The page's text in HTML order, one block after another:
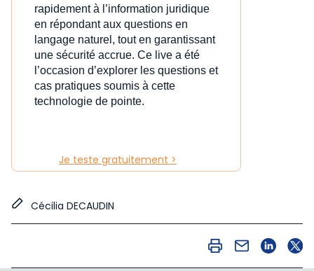
rapidement à l’information juridique
en répondant aux questions en
langage naturel, tout en garantissant
une sécurité accrue. Ce live a été
l’occasion d’explorer les questions et
cas pratiques soumis à cette
technologie de pointe.
Je teste gratuitement >
Cécilia DECAUDIN